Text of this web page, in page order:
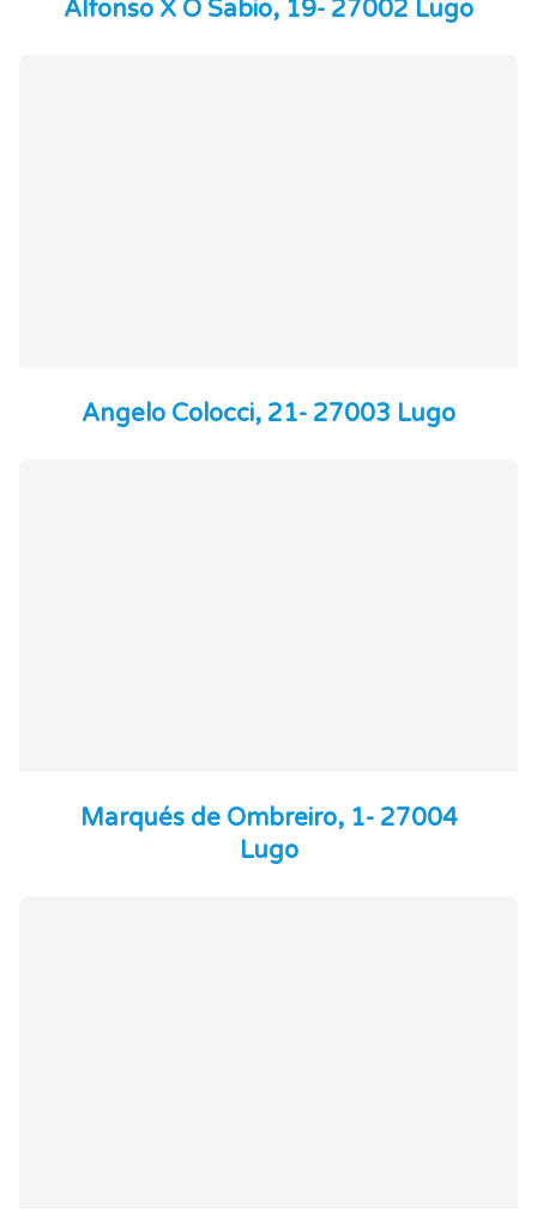
Alfonso X O Sabio, 19- 27002 Lugo
Angelo Colocci, 21- 27003 Lugo
Marqués de Ombreiro, 1- 27004
Lugo